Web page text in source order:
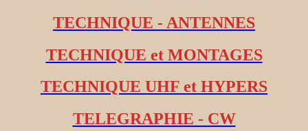
TECHNIQUE - ANTENNES
TECHNIQUE et MONTAGES
TECHNIQUE UHF et HYPERS
TELEGRAPHIE - CW